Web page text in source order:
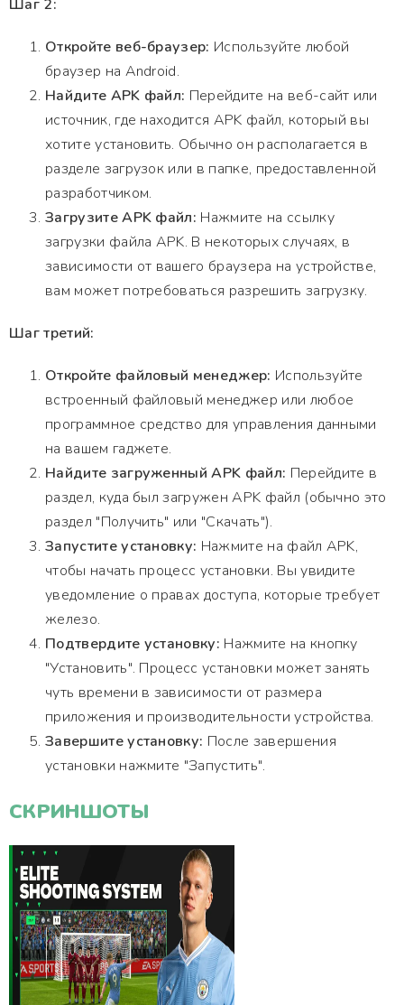
Шаг 2:
Откройте веб-браузер: Используйте любой
браузер на Android.
Найдите APK файл: Перейдите на веб-сайт или
источник, где находится APK файл, который вы
хотите установить. Обычно он располагается в
разделе загрузок или в папке, предоставленной
разработчиком.
Загрузите APK файл: Нажмите на ссылку
загрузки файла APK. В некоторых случаях, в
зависимости от вашего браузера на устройстве,
вам может потребоваться разрешить загрузку.
Шаг третий:
Откройте файловый менеджер: Используйте
встроенный файловый менеджер или любое
программное средство для управления данными
на вашем гаджете.
Найдите загруженный APK файл: Перейдите в
раздел, куда был загружен APK файл (обычно это
раздел "Получить" или "Скачать").
Запустите установку: Нажмите на файл APK,
чтобы начать процесс установки. Вы увидите
уведомление о правах доступа, которые требует
железо.
Подтвердите установку: Нажмите на кнопку
"Установить". Процесс установки может занять
чуть времени в зависимости от размера
приложения и производительности устройства.
Завершите установку: После завершения
установки нажмите "Запустить".
СКРИНШОТЫ